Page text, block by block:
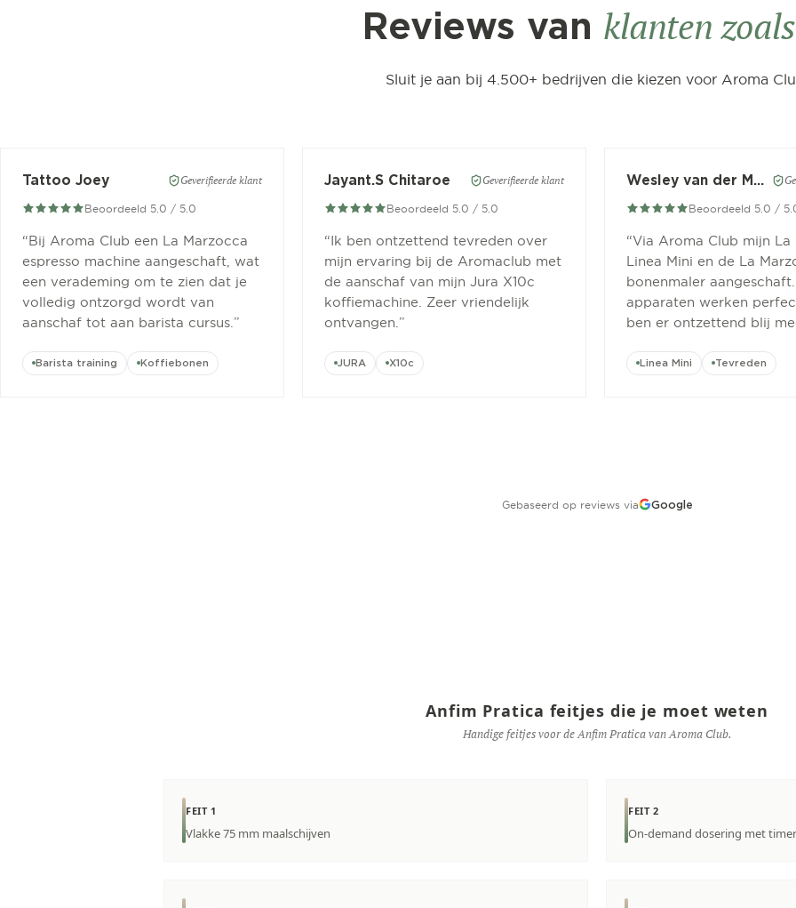
Reviews van klanten
Sluit je aan bij 4.500+ bedrijven die kiezen voor Aroma
Tattoo Joey Geverifieerde klant
Beoordeeld 5.0 / 5.0
“Bij Aroma Club een La Marzocca
espresso machine aangeschaft, wat
een verademing om te zien dat je
volledig ontzorgd wordt van
aanschaf tot aan barista cursus. ”
Barista training Koffiebonen
Jayant.S Chitaroe Geverifieerde klant
Beoordeeld 5.0 / 5.0
“Ik ben ontzettend tevreden over
mijn ervaring bij de Aromaclub met
de aanschaf van mijn Jura X10c
koffiemachine. Zeer vriendelijk
ontvangen. ”
JURA X10c
Wesley van der Meer
Beoordeeld 5.0 /
“Via Aroma Club mijn La
Linea Mini en de La
bonenmaler
apparaten werken
ben er ontzettend blij
Linea Mini Tevreden
Gebaseerd op reviews via Google
Anfim Pratica feitjes die je moet weten
Handige feitjes voor de Anfim Pratica van Aroma Club.
FEIT 1
Vlakke 75 mm maalschijven
FEIT 2
On-demand dosering met timer